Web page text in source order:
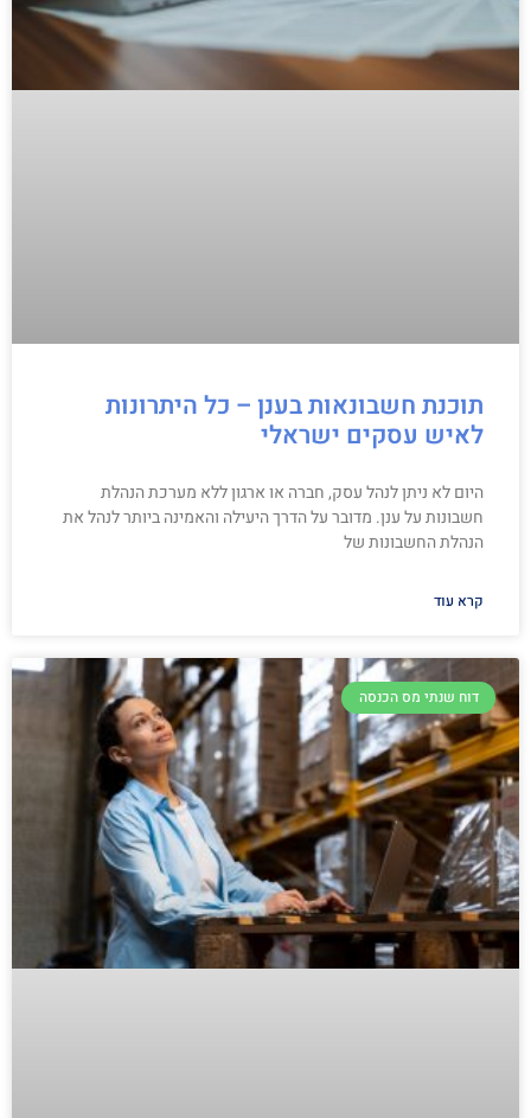
תוכנת חשבונאות בענן – כל היתרונות
לאיש עסקים ישראלי
היום לא ניתן לנהל עסק, חברה או ארגון ללא מערכת הנהלת
חשבונות על ענן. מדובר על הדרך היעילה והאמינה ביותר לנהל את
הנהלת החשבונות של
קרא עוד
דוח שנתי מס הכנסה